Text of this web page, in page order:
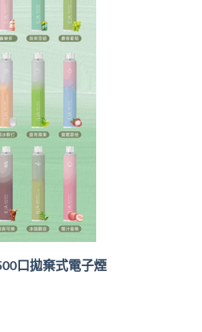
口拋棄式電子煙